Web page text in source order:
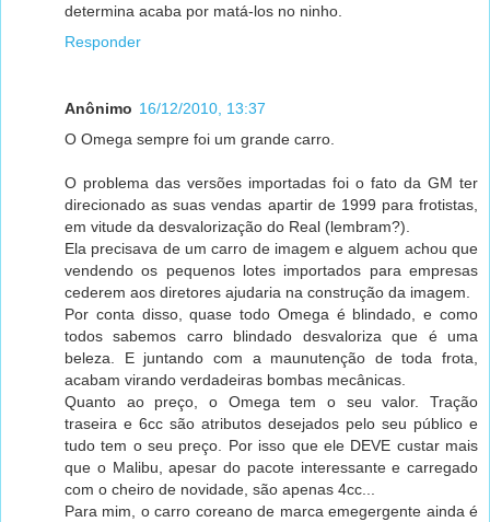
determina acaba por matá-los no ninho.
Responder
Anônimo 16/12/2010, 13:37
O Omega sempre foi um grande carro.
O problema das versões importadas foi o fato da GM ter
direcionado as suas vendas apartir de 1999 para frotistas,
em vitude da desvalorização do Real (lembram?).
Ela precisava de um carro de imagem e alguem achou que
vendendo os pequenos lotes importados para empresas
cederem aos diretores ajudaria na construção da imagem.
Por conta disso, quase todo Omega é blindado, e como
todos sabemos carro blindado desvaloriza que é uma
beleza. E juntando com a maunutenção de toda frota,
acabam virando verdadeiras bombas mecânicas.
Quanto ao preço, o Omega tem o seu valor. Tração
traseira e 6cc são atributos desejados pelo seu público e
tudo tem o seu preço. Por isso que ele DEVE custar mais
que o Malibu, apesar do pacote interessante e carregado
com o cheiro de novidade, são apenas 4cc...
Para mim, o carro coreano de marca emegergente ainda é